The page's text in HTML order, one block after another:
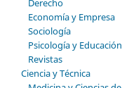
Derecho
Economía y Empresa
Sociología
Psicología y Educación
Revistas
Ciencia y Técnica